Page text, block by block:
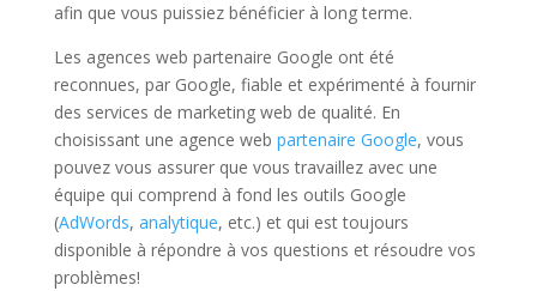
afin que vous puissiez bénéficier à long terme.
Les agences web partenaire Google ont été
reconnues, par Google, fiable et expérimenté à fournir
des services de marketing web de qualité. En
choisissant une agence web partenaire Google, vous
pouvez vous assurer que vous travaillez avec une
équipe qui comprend à fond les outils Google
(AdWords, analytique, etc.) et qui est toujours
disponible à répondre à vos questions et résoudre vos
problèmes!